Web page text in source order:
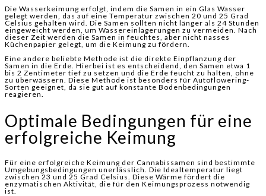
Die Wasserkeimung erfolgt, indem die Samen in ein Glas Wasser
gelegt werden, das auf eine Temperatur zwischen 20 und 25 Grad
Celsius gehalten wird. Die Samen sollten nicht länger als 24 Stunden
eingeweicht werden, um Wassereinlagerungen zu vermeiden. Nach
dieser Zeit werden die Samen in feuchtes, aber nicht nasses
Küchenpapier gelegt, um die Keimung zu fördern.
Eine andere beliebte Methode ist die direkte Einpflanzung der
Samen in die Erde. Hierbei ist es entscheidend, den Samen etwa 1
bis 2 Zentimeter tief zu setzen und die Erde feucht zu halten, ohne
zu überwässern. Diese Methode ist besonders für Autoflowering-
Sorten geeignet, da sie gut auf konstante Bodenbedingungen
reagieren.
Optimale Bedingungen für eine
erfolgreiche Keimung
Für eine erfolgreiche Keimung der Cannabissamen sind bestimmte
Umgebungsbedingungen unerlässlich. Die Idealtemperatur liegt
zwischen 23 und 25 Grad Celsius. Diese Wärme fördert die
enzymatischen Aktivität, die für den Keimungsprozess notwendig
ist.